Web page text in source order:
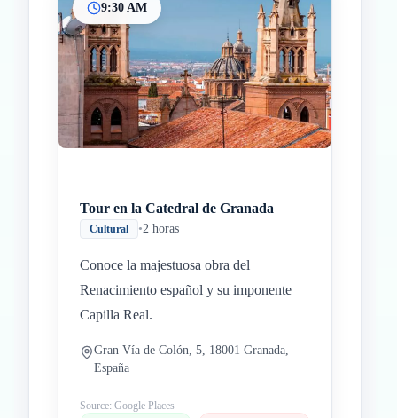
InicioParadas intermedias
Final
9:30 AM
Tour en la Catedral de Granada
Cultural •2 horas
Conoce la majestuosa obra del
Renacimiento español y su imponente
Capilla Real.
Gran Vía de Colón, 5, 18001 Granada,
España
Source: Google Places